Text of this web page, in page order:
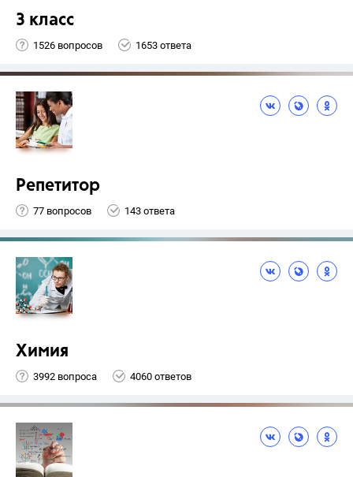
3 класс
1526 вопросов 1653 ответа
Репетитор
77 вопросов 143 ответа
Химия
3992 вопроса 4060 ответов